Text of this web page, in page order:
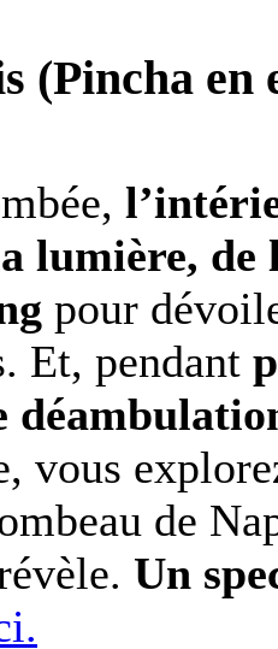
(Pincha en
lumière,
pour
Et, pendant
vous
de
Un